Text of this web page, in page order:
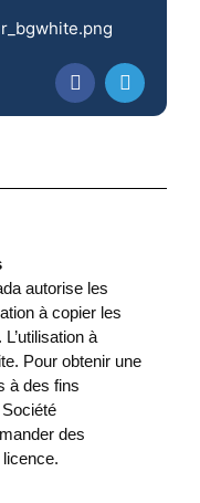
autorise les
à copier les
à
Pour obtenir une
à des fins
des